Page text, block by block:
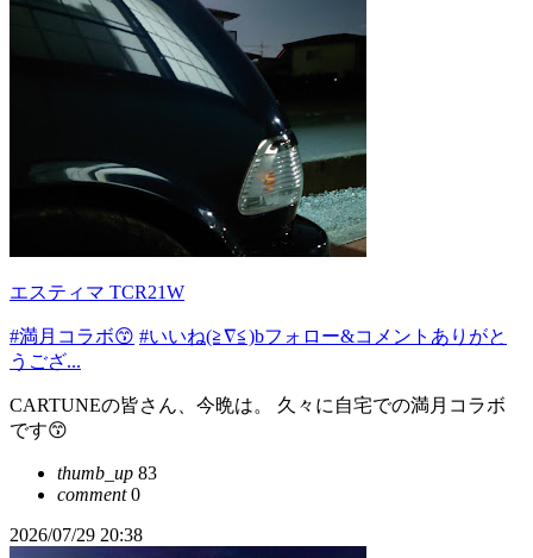
エスティマ TCR21W
#満月コラボ😙 #いいね(≧∇≦)bフォロー&コメントありがと
うござ...
CARTUNEの皆さん、今晩は。 久々に自宅での満月コラボ
です😙
thumb_up 83
comment0
2026/07/29 20:38